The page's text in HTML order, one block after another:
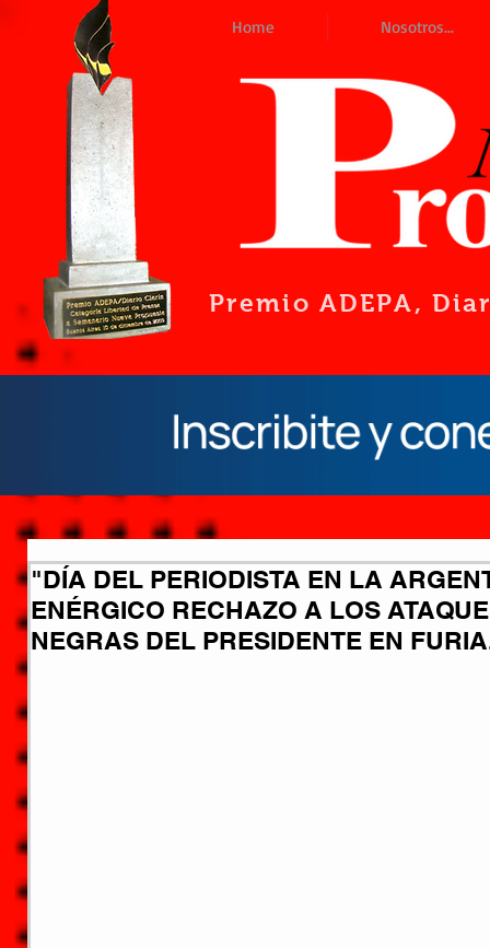
Home Nosotros...
Premio ADEPA,
"DÍA DEL PERIODISTA EN LA
ENÉRGICO RECHAZO A LOS
NEGRAS DEL PRESIDENTE EN